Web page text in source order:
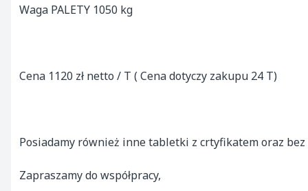
Waga PALETY 1050 kg
Cena 1120 zł netto / T ( Cena dotyczy zakupu 24 T)
Posiadamy również inne tabletki z crtyfikatem oraz
Zapraszamy do współpracy,